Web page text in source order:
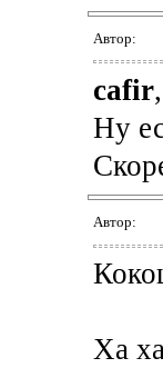
Автор:
cafir,
Ну
Автор:
Ха